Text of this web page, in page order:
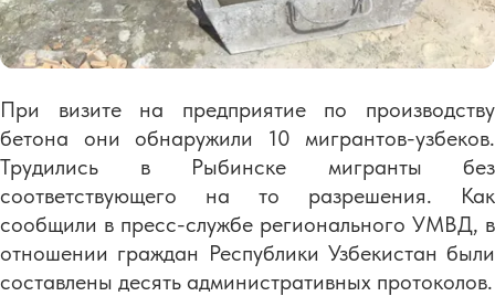
При визите на предприятие по производству
бетона они обнаружили 10 мигрантов-узбеков.
Трудились в Рыбинске мигранты без
соответствующего на то разрешения. Как
сообщили в пресс-службе регионального УМВД, в
отношении граждан Республики Узбекистан были
составлены десять административных протоколов.